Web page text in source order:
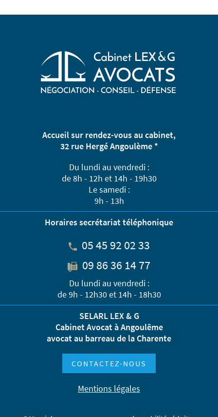
Accueil sur rendez-vous au cabinet,
32 rue Hergé Angoulème *
Du lundi au vendredi :
de 8h - 12h et 14h - 19h30
Le samedi :
9h - 13h
Horaires secrétariat téléphonique
05 45 92 02 33
09 86 36 14 77
Du lundi au vendredi :
de 9h - 12h30 et 14h - 18h30
SELARL LEX & G
Cabinet Avocat à Angoulême
avocat au barreau de la Charente
CONTACTEZ-NOUS
Mentions légales